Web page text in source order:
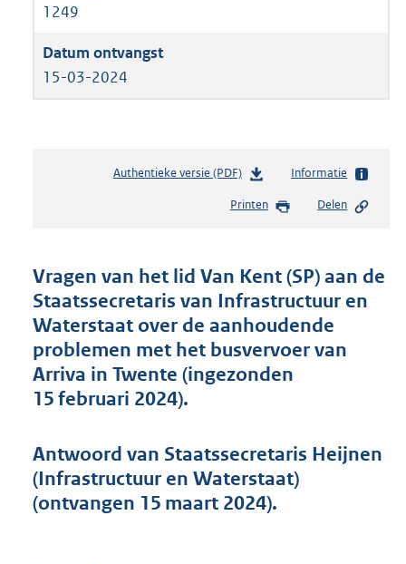
1249
15-03-2024
Authentieke versie (PDF)b
s
n
d
s
g
r
o
:
4
6
Informatie
Printen Delen
Vragen van het lid Van Kent (SP) aan de
Staatssecretaris van Infrastructuur en
Waterstaat over de aanhoudende
problemen met het busvervoer van
Arriva in Twente (ingezonden
15 februari 2024).
Antwoord van Staatssecretaris Heijnen
(Infrastructuur en Waterstaat)
(ontvangen 15 maart 2024).